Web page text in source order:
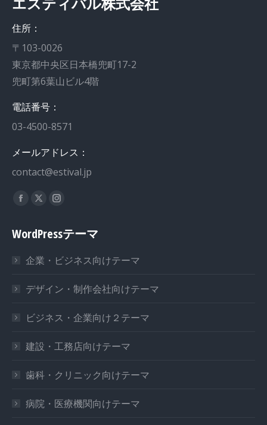
住所：
〒103-0026
東京都中央区日本橋兜町17-2
兜町第6葉山ビル4階
電話番号：
03-4500-8571
メールアドレス：
contact@estival.jp
私達を見つけてください：
Facebook
opens
new
window
X
opens
new
window
Instagram
opens
new
window
WordPressテーマ
企業・ビジネス向けテーマ
デザイン・制作会社向けテーマ
ビジネス・企業向け２テーマ
建設・工務店向けテーマ
歯科・クリニック向けテーマ
病院・医療機関向けテーマ